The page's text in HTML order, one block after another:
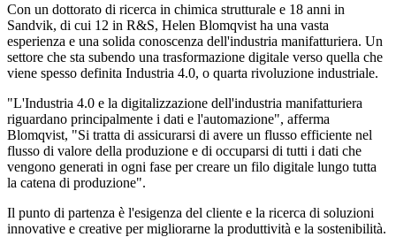
Con un dottorato di ricerca in chimica strutturale e 18 anni in
Sandvik, di cui 12 in R&S, Helen Blomqvist ha una vasta
esperienza e una solida conoscenza dell'industria manifatturiera. Un
settore che sta subendo una trasformazione digitale verso quella che
viene spesso definita Industria 4.0, o quarta rivoluzione industriale.
"L'Industria 4.0 e la digitalizzazione dell'industria manifatturiera
riguardano principalmente i dati e l'automazione", afferma
Blomqvist, "Si tratta di assicurarsi di avere un flusso efficiente nel
flusso di valore della produzione e di occuparsi di tutti i dati che
vengono generati in ogni fase per creare un filo digitale lungo tutta
la catena di produzione".
Il punto di partenza è l'esigenza del cliente e la ricerca di soluzioni
innovative e creative per migliorarne la produttività e la sostenibilità.